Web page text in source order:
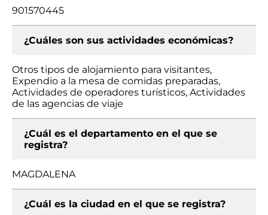
901570445
¿Cuáles son sus actividades económicas?
Otros tipos de alojamiento para visitantes,
Expendio a la mesa de comidas preparadas,
Actividades de operadores turísticos, Actividades
de las agencias de viaje
¿Cuál es el departamento en el que se
registra?
MAGDALENA
¿Cuál es la ciudad en el que se registra?